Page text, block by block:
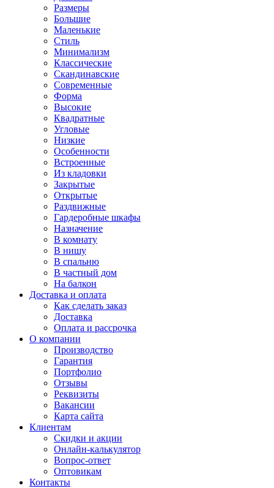
Размеры
Большие
Маленькие
Стиль
Минимализм
Классические
Скандинавские
Современные
Форма
Высокие
Квадратные
Угловые
Низкие
Особенности
Встроенные
Из кладовки
Закрытые
Открытые
Раздвижные
Гардеробные шкафы
Назначение
В комнату
В нишу
В спальню
В частный дом
На балкон
Доставка и оплата
Как сделать заказ
Доставка
Оплата и рассрочка
О компании
Производство
Гарантия
Портфолио
Отзывы
Реквизиты
Вакансии
Карта сайта
Клиентам
Скидки и акции
Онлайн-калькулятор
Вопрос-ответ
Оптовикам
Контакты